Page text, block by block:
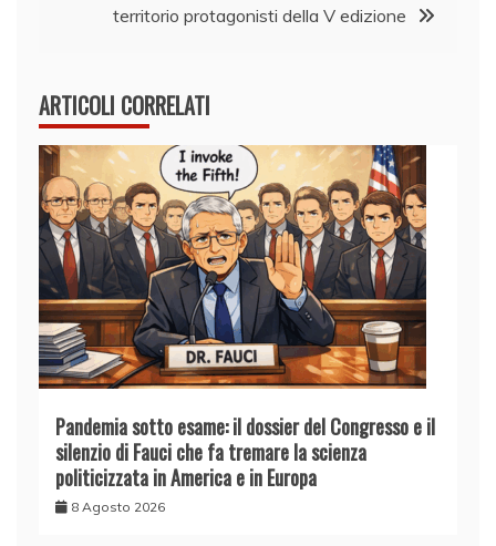
territorio protagonisti della V edizione
ARTICOLI CORRELATI
Pandemia sotto esame: il dossier del Congresso e il
silenzio di Fauci che fa tremare la scienza
politicizzata in America e in Europa
8 Agosto 2026